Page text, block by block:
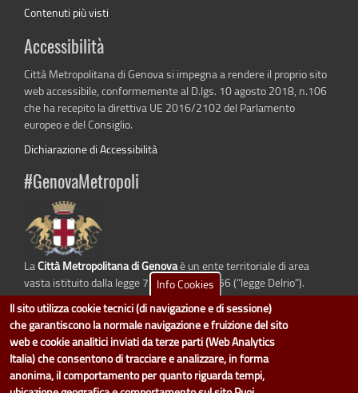
Contenuti più visti
Accessibilità
Città Metropolitana di Genova si impegna a rendere il proprio sito
web accessibile, conformemente al D.lgs. 10 agosto 2018, n.106
che ha recepito la direttiva UE 2016/2102 del Parlamento
europeo e del Consiglio.
Dichiarazione di Accessibilità
#GenovaMetropoli
LaCittà Metropolitana di Genovaè un ente territoriale di area
vasta istituito dalla legge 7 aprile 2014 n. 56 (“legge Delrio”).
Sostituisce la Provincia di Genova.
dati.cittametropolitana.genova.itè il progetto "Open Data" della
Metropolitana di Genova.
Info Cookies
Il sito utilizza cookie tecnici (di navigazione e di sessione)
che garantiscono la normale navigazione e fruizione del sito
web e cookie analitici inviati da terze parti (Web Analytics
Italia) che consentono di tracciare e analizzare, in forma
anonima, il comportamento per quanto riguarda tempi,